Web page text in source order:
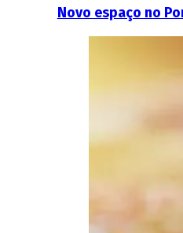
Novo espaço no